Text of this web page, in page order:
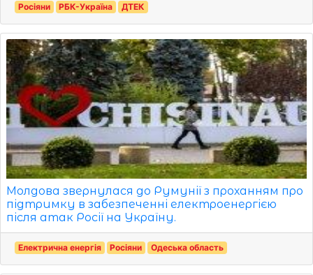
Росіяни РБК-Україна ДТЕК
Молдова звернулася до Румунії з проханням про
підтримку в забезпеченні електроенергією
після атак Росії на Україну.
Електрична енергія Росіяни Одеська область